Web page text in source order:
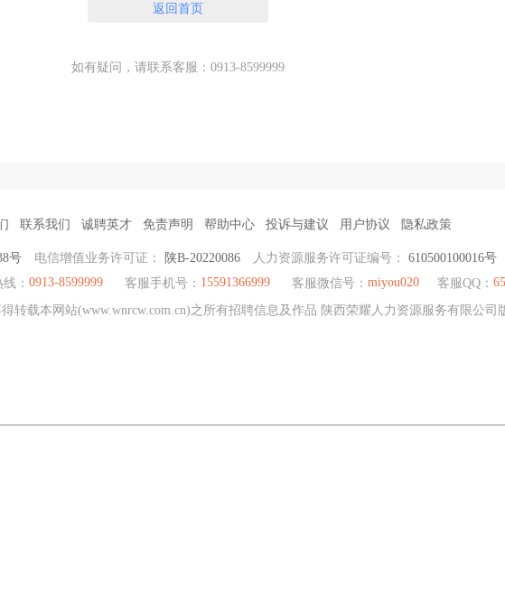
返回首页
如有疑问，请联系客服：0913-8599999
联系我们 诚聘英才 免责声明 帮助中心 投诉与建议 用户协议 隐私政策
号 电信增值业务许可证： 陕B-20220086 人力资源服务许可证编号： 610500100016号
： 0913-8599999 客服手机号： 15591366999 客服微信号： miyou020 客服QQ：
转载本网站(www.wnrcw.com.cn)之所有招聘信息及作品 陕西荣耀人力资源服务有限公司